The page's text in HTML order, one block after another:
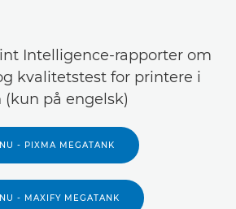
Intelligence-rapporter om
kvalitetstest for printere i
(kun på engelsk)
- PIXMA MEGATANK
- MAXIFY MEGATANK